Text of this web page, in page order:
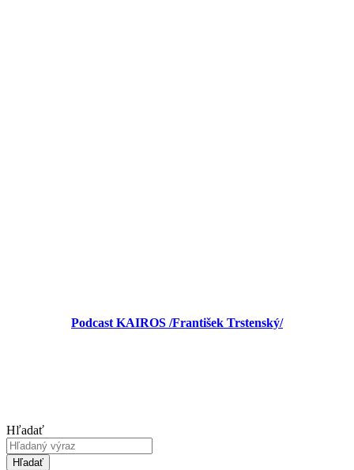
Podcast KAIROS /František Trstenský/
Hľadať
Hľadať